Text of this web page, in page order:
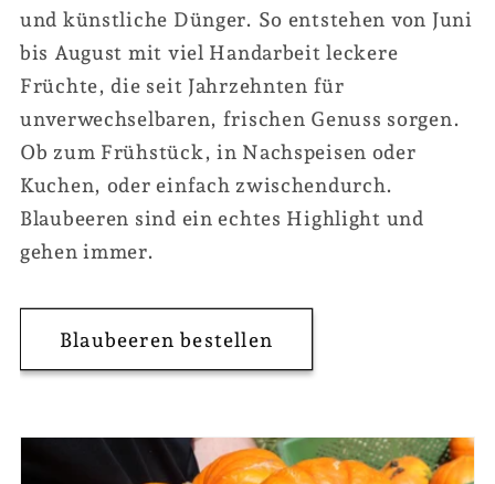
und künstliche Dünger. So entstehen von Juni
bis August mit viel Handarbeit leckere
Früchte, die seit Jahrzehnten für
unverwechselbaren, frischen Genuss sorgen.
Ob zum Frühstück, in Nachspeisen oder
Kuchen, oder einfach zwischendurch.
Blaubeeren sind ein echtes Highlight und
gehen immer.
Blaubeeren bestellen